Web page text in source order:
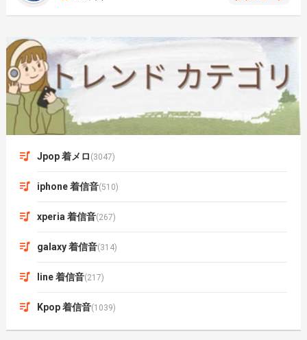
Jpop 着メロ (3047)
iphone 着信音(510)
xperia 着信音(267)
galaxy 着信音(314)
line 着信音(217)
Kpop 着信音(1039)